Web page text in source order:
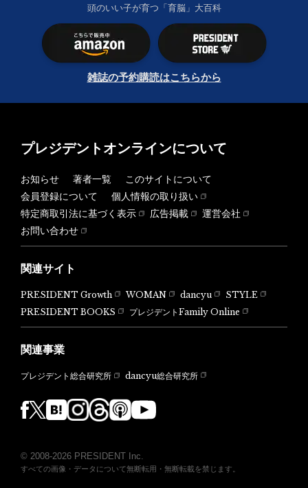
頭のいい子が育つ「育脳」大百科
雑誌の予約購読はこちらから
プレジデントオンラインについて
お知らせ 著者一覧
このサイトについて
会員登録について
個人情報の取り扱い
特定商取引法に基づく表示
広告掲載
運営会社
お問い合わせ
関連サイト
PRESIDENT Growth WOMAN dancyu
STYLE
PRESIDENT BOOKS
プレジデントFamily Online
関連事業
プレジデント総合研究所 dancyu総合研究所
© 2008-2026 PRESIDENT Inc.
すべての画像・データについて無断転用・無断転載を禁じます。